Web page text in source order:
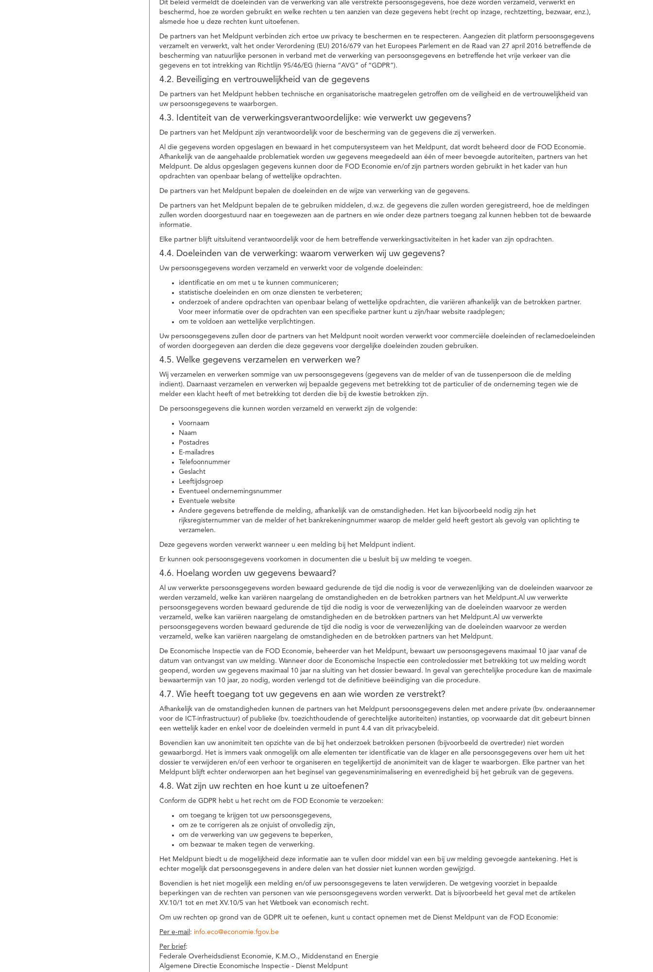
Dit beleid vermeldt de doeleinden van de verwerking van alle verstrekte persoonsgegevens, hoe deze worden verzameld, verwerkt en
beschermd, hoe ze worden gebruikt en welke rechten u ten aanzien van deze gegevens hebt (recht op inzage, rechtzetting, bezwaar, enz.),
alsmede hoe u deze rechten kunt uitoefenen.
De partners van het Meldpunt verbinden zich ertoe uw privacy te beschermen en te respecteren. Aangezien dit platform persoonsgegevens
verzamelt en verwerkt, valt het onder Verordening (EU) 2016/679 van het Europees Parlement en de Raad van 27 april 2016 betreffende de
bescherming van natuurlijke personen in verband met de verwerking van persoonsgegevens en betreffende het vrije verkeer van die
gegevens en tot intrekking van Richtlijn 95/46/EG (hierna “AVG” of “GDPR”).
4.2. Beveiliging en vertrouwelijkheid van de gegevens
De partners van het Meldpunt hebben technische en organisatorische maatregelen getroffen om de veiligheid en de vertrouwelijkheid van
uw persoonsgegevens te waarborgen.
4.3. Identiteit van de verwerkingsverantwoordelijke: wie verwerkt uw gegevens?
De partners van het Meldpunt zijn verantwoordelijk voor de bescherming van de gegevens die zij verwerken.
Al die gegevens worden opgeslagen en bewaard in het computersysteem van het Meldpunt, dat wordt beheerd door de FOD Economie.
Afhankelijk van de aangehaalde problematiek worden uw gegevens meegedeeld aan één of meer bevoegde autoriteiten, partners van het
Meldpunt. De aldus opgeslagen gegevens kunnen door de FOD Economie en/of zijn partners worden gebruikt in het kader van hun
opdrachten van openbaar belang of wettelijke opdrachten.
De partners van het Meldpunt bepalen de doeleinden en de wijze van verwerking van de gegevens.
De partners van het Meldpunt bepalen de te gebruiken middelen, d.w.z. de gegevens die zullen worden geregistreerd, hoe de meldingen
zullen worden doorgestuurd naar en toegewezen aan de partners en wie onder deze partners toegang zal kunnen hebben tot de bewaarde
informatie.
Elke partner blijft uitsluitend verantwoordelijk voor de hem betreffende verwerkingsactiviteiten in het kader van zijn opdrachten.
4.4. Doeleinden van de verwerking: waarom verwerken wij uw gegevens?
Uw persoonsgegevens worden verzameld en verwerkt voor de volgende doeleinden:
identificatie en om met u te kunnen communiceren;
statistische doeleinden en om onze diensten te verbeteren;
onderzoek of andere opdrachten van openbaar belang of wettelijke opdrachten, die variëren afhankelijk van de betrokken partner.
Voor meer informatie over de opdrachten van een specifieke partner kunt u zijn/haar website raadplegen;
om te voldoen aan wettelijke verplichtingen.
Uw persoonsgegevens zullen door de partners van het Meldpunt nooit worden verwerkt voor commerciële doeleinden of reclamedoeleinden
of worden doorgegeven aan derden die deze gegevens voor dergelijke doeleinden zouden gebruiken.
4.5. Welke gegevens verzamelen en verwerken we?
Wij verzamelen en verwerken sommige van uw persoonsgegevens (gegevens van de melder of van de tussenpersoon die de melding
indient). Daarnaast verzamelen en verwerken wij bepaalde gegevens met betrekking tot de particulier of de onderneming tegen wie de
melder een klacht heeft of met betrekking tot derden die bij de kwestie betrokken zijn.
De persoonsgegevens die kunnen worden verzameld en verwerkt zijn de volgende:
Voornaam
Naam
Postadres
E-mailadres
Telefoonnummer
Geslacht
Leeftijdsgroep
Eventueel ondernemingsnummer
Eventuele website
Andere gegevens betreffende de melding, afhankelijk van de omstandigheden. Het kan bijvoorbeeld nodig zijn het
rijksregisternummer van de melder of het bankrekeningnummer waarop de melder geld heeft gestort als gevolg van oplichting te
verzamelen.
Deze gegevens worden verwerkt wanneer u een melding bij het Meldpunt indient.
Er kunnen ook persoonsgegevens voorkomen in documenten die u besluit bij uw melding te voegen.
4.6. Hoelang worden uw gegevens bewaard?
Al uw verwerkte persoonsgegevens worden bewaard gedurende de tijd die nodig is voor de verwezenlijking van de doeleinden waarvoor ze
werden verzameld, welke kan variëren naargelang de omstandigheden en de betrokken partners van het Meldpunt.Al uw verwerkte
persoonsgegevens worden bewaard gedurende de tijd die nodig is voor de verwezenlijking van de doeleinden waarvoor ze werden
verzameld, welke kan variëren naargelang de omstandigheden en de betrokken partners van het Meldpunt.Al uw verwerkte
persoonsgegevens worden bewaard gedurende de tijd die nodig is voor de verwezenlijking van de doeleinden waarvoor ze werden
verzameld, welke kan variëren naargelang de omstandigheden en de betrokken partners van het Meldpunt.
De Economische Inspectie van de FOD Economie, beheerder van het Meldpunt, bewaart uw persoonsgegevens maximaal 10 jaar vanaf de
datum van ontvangst van uw melding. Wanneer door de Economische Inspectie een controledossier met betrekking tot uw melding wordt
geopend, worden uw gegevens maximaal 10 jaar na sluiting van het dossier bewaard. In geval van gerechtelijke procedure kan de maximale
bewaartermijn van 10 jaar, zo nodig, worden verlengd tot de definitieve beëindiging van die procedure.
4.7. Wie heeft toegang tot uw gegevens en aan wie worden ze verstrekt?
Afhankelijk van de omstandigheden kunnen de partners van het Meldpunt persoonsgegevens delen met andere private (bv. onderaannemer
voor de ICT-infrastructuur) of publieke (bv. toezichthoudende of gerechtelijke autoriteiten) instanties, op voorwaarde dat dit gebeurt binnen
een wettelijk kader en enkel voor de doeleinden vermeld in punt 4.4 van dit privacybeleid.
Bovendien kan uw anonimiteit ten opzichte van de bij het onderzoek betrokken personen (bijvoorbeeld de overtreder) niet worden
gewaarborgd. Het is immers vaak onmogelijk om alle elementen ter identificatie van de klager en alle persoonsgegevens over hem uit het
dossier te verwijderen en/of een verhoor te organiseren en tegelijkertijd de anonimiteit van de klager te waarborgen. Elke partner van het
Meldpunt blijft echter onderworpen aan het beginsel van gegevensminimalisering en evenredigheid bij het gebruik van de gegevens.
4.8. Wat zijn uw rechten en hoe kunt u ze uitoefenen?
Conform de GDPR hebt u het recht om de FOD Economie te verzoeken:
om toegang te krijgen tot uw persoonsgegevens,
om ze te corrigeren als ze onjuist of onvolledig zijn,
om de verwerking van uw gegevens te beperken,
om bezwaar te maken tegen de verwerking.
Het Meldpunt biedt u de mogelijkheid deze informatie aan te vullen door middel van een bij uw melding gevoegde aantekening. Het is
echter mogelijk dat persoonsgegevens in andere delen van het dossier niet kunnen worden gewijzigd.
Bovendien is het niet mogelijk een melding en/of uw persoonsgegevens te laten verwijderen. De wetgeving voorziet in bepaalde
beperkingen van de rechten van personen van wie persoonsgegevens worden verwerkt. Dat is bijvoorbeeld het geval met de artikelen
XV.10/1 tot en met XV.10/5 van het Wetboek van economisch recht.
Om uw rechten op grond van de GDPR uit te oefenen, kunt u contact opnemen met de Dienst Meldpunt van de FOD Economie:
Per e-mail : info.eco@economie.fgov.be
Per brief:
Federale Overheidsdienst Economie, K.M.O., Middenstand en Energie
Algemene Directie Economische Inspectie - Dienst Meldpunt